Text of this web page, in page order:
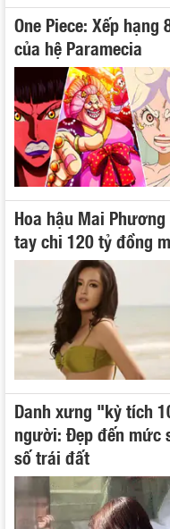
One Piece: Xếp
của hệ Paramecia
Hoa hậu Mai
tay chi 120 tỷ đồng
Danh xưng "kỳ tích
người: Đẹp đến mức
số trái đất